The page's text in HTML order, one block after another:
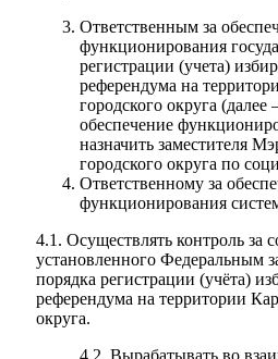
Ответственным за
функционирования
регистрации (учета)
референдума на
городского округа
обеспечение
назначить заместителя
городского округа по
Ответственному за
функционирования
4.1. Осуществлять контроль за
установленного Федеральным
порядка регистрации (учёта)
референдума на территории
округа.
4.2. Вырабатывать во
Об округе